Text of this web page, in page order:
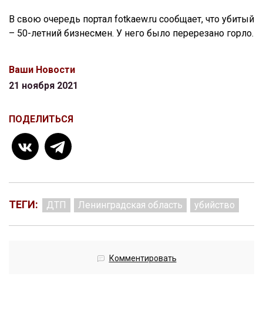
В свою очередь портал fotkaew.ru сообщает, что убитый
– 50-летний бизнесмен. У него было перерезано горло.
Ваши Новости
21 ноября 2021
ПОДЕЛИТЬСЯ
ТЕГИ: ДТП Ленинградская область убийство
Комментировать